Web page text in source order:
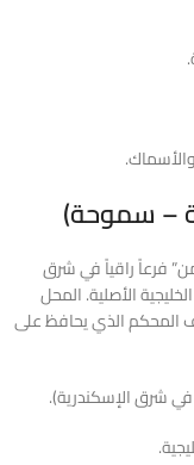
والأسماك.
فرعاً راقياً في شرق
الأصلية. المحل
المحكم الذي يحافظ على
شرق الإسكندرية).